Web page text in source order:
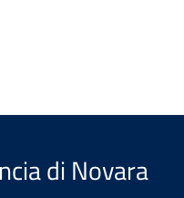
di Novara